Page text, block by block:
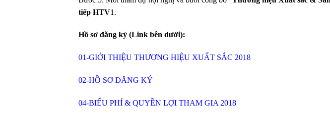
tiếp HTV1.
Hồ sơ đăng ký (Link bên dưới):
01-GIỚI THIỆU THƯƠNG HIỆU XUẤT SẮC 2018
02-HỒ SƠ ĐĂNG KÝ
04-BIỂU PHÍ & QUYỀN LỢI THAM GIA 2018